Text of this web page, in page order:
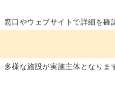
口やウェブサイトで詳細を確
様な施設が実施主体となりま